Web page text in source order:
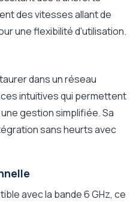
des vitesses allant de
une flexibilité d'utilisation.
dans un réseau
intuitives qui permettent
gestion simplifiée. Sa
sans heurts avec
avec la bande 6 GHz, ce